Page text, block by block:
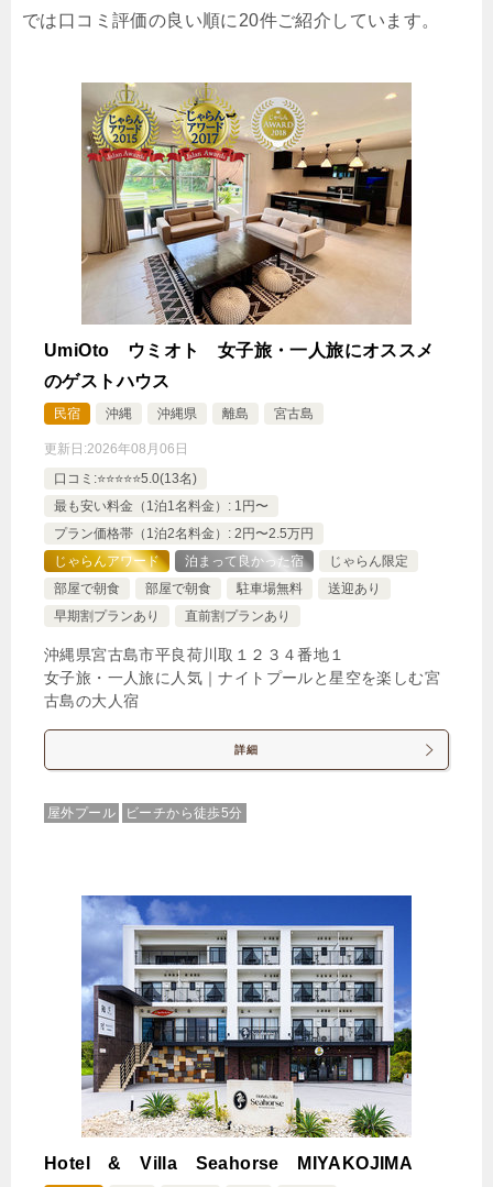
【喫煙】ツインルーム
6,400円
【選べるお部屋と価格】
6,400円【喫煙】ツインルーム
6,400円【禁煙】ツインルーム
5,800円【禁煙】和室（定員４名様）
【喫煙】和洋室（定員４名様）
5,300円【禁煙】和室（定員６名様）
6,400円
【エコ連泊】お食事なし☆スタンダードなシンプル
プラン（素泊まり）
ツイン 🍴食事なし IN15:00- OUT
【選べるお部屋と価格】
5,900円【喫煙】ツインルーム
5,900円【禁煙】ツインルーム
5,300円【禁煙】和室（定員４名様）
6,000円【喫煙】和洋室（定員４名様）
4,800円【禁煙】和室（定員６名様）
5,900円【喫煙】和室（定員２名様）
では口コミ評価の良い順に20件ご紹介しています。
UmiOto ウミオト 女子旅・一人旅にオススメ
のゲストハウス
民宿 沖縄 沖縄県 離島 宮古島
更新日:2026年08月06日
口コミ:⭐️⭐️⭐️⭐️⭐️5.0(13名)
最も安い料金（1泊1名料金）: 1円〜
プラン価格帯（1泊2名料金）: 2円〜2.5万円
じゃらんアワード
泊まって良かった宿
じゃらん限定
部屋で朝食
部屋で朝食 駐車場無料
送迎あり
早期割プランあり
直前割プランあり
沖縄県宮古島市平良荷川取１２３４番地１
女子旅・一人旅に人気｜ナイトプールと星空を楽しむ宮
古島の大人宿
詳細
屋外プール ビーチから徒歩5分
Hotel & Villa Seahorse MIYAKOJIMA